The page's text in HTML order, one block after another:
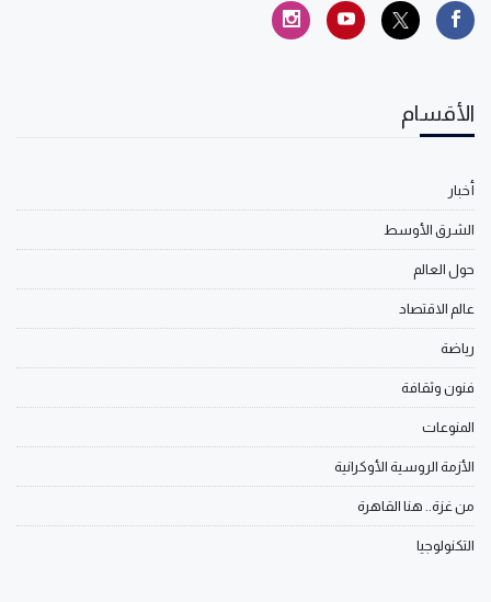
الأقسام
أخبار
الشرق الأوسط
حول العالم
عالم الاقتصاد
رياضة
فنون وثقافة
المنوعات
الأزمة الروسية الأوكرانية
من غزة.. هنا القاهرة
التكنولوجيا